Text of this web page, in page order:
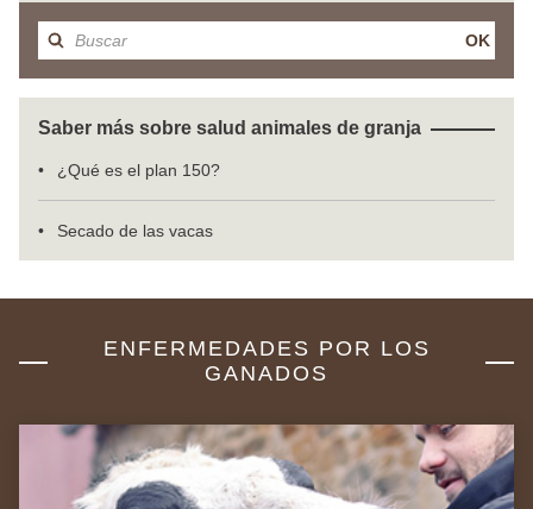
OK
Saber más sobre salud animales de granja
¿Qué es el plan 150?
Secado de las vacas
ENFERMEDADES POR LOS
GANADOS